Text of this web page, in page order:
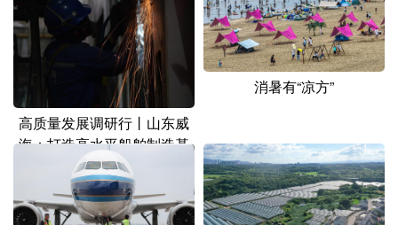
四川 贵州 云南 西藏
甘肃 青海 宁夏
新疆 内蒙古
多语种频道
English Español Français عربى
高质量发展调研行丨山东威
海：打造高水平船舶制造基
地
消暑有“凉方”